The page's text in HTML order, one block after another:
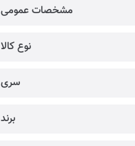
مشخصات عمومی
نوع کالا
سری
برند